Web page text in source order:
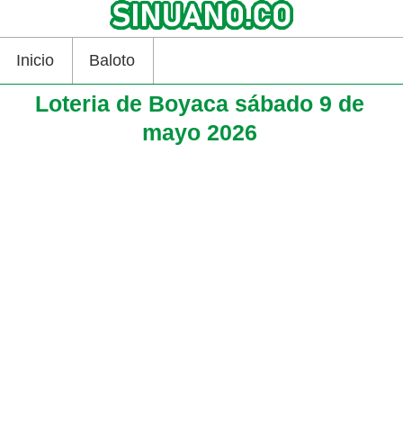
Inicio Baloto
Loteria de Boyaca sábado 9 de
mayo 2026